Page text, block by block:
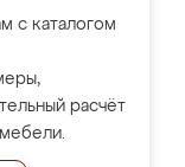
с каталогом
расчёт